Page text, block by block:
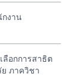
งาน
อกการสาธิต
ภาควิชา